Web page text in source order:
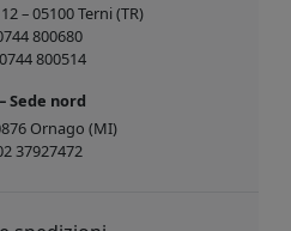
– 05100 Terni (TR)
800680
800514
Sede nord
Ornago (MI)
37927472